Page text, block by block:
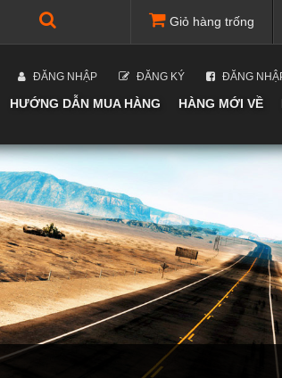
Giỏ hàng trống
ĐĂNG NHẬP ĐĂNG KÝ ĐĂNG
HƯỚNG DẪN MUA HÀNG HÀNG MỚI VỀ